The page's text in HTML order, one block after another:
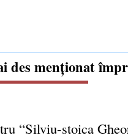
des menționat
“Silviu-stoica